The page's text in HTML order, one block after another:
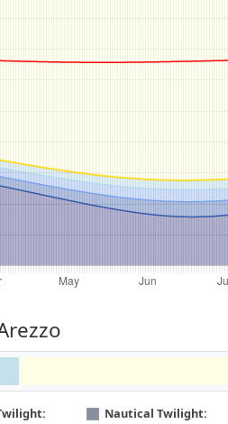
Nautical Twilight: